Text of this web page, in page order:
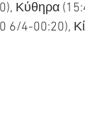
Κύθηρα
6/4-00:20),